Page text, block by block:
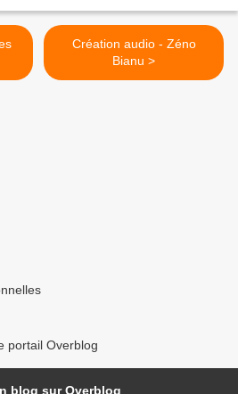
Création audio - Zéno
Bianu >
portail Overblog
blog sur Overblog